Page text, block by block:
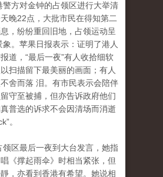
警方对金钟的占领区进行大举清
晚22点，大批市民在得知第二
，纷纷重回旧地，占领运动呈
。苹果日报表示：证明了港人
道，“最后一夜”有人收拾细软
扫描留下最美丽的画面；有人
舍而落 泪。有市民表示会陪伴
守至被捕，但亦告诉政府他们
普选的诉求不会因清场而消逝
。
领区最后一夜到大台发言，她指
《撑起雨伞》时相当紧张，但
，亦看到香港有希望。她说相